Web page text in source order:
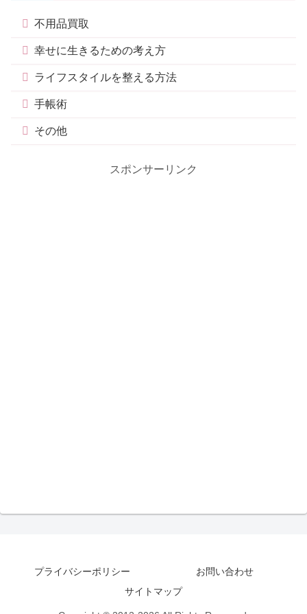
不用品買取
幸せに生きるための考え方
ライフスタイルを整える方法
手帳術
その他
スポンサーリンク
プライバシーポリシー
お問い合わせ
サイトマップ